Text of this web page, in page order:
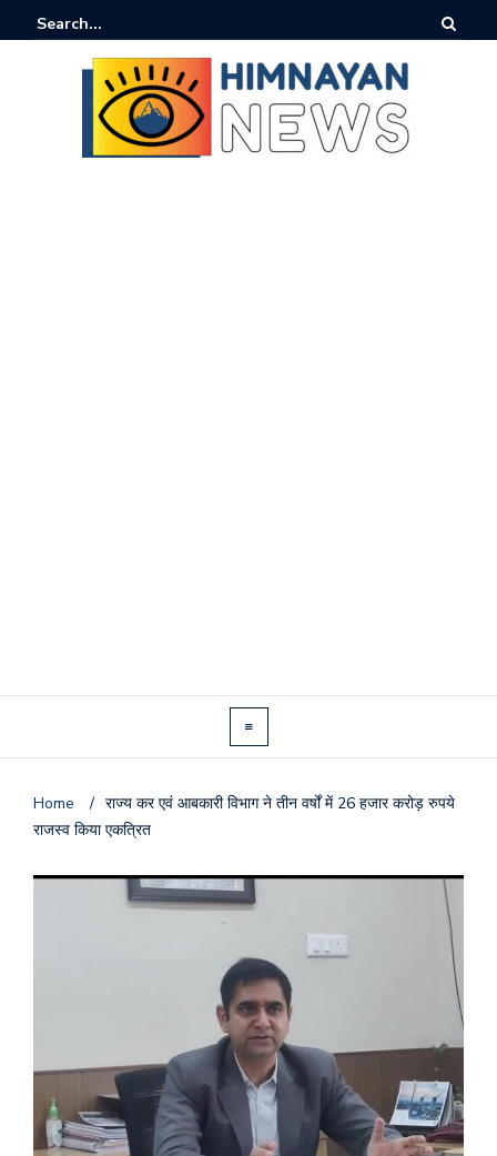
Home / राज्य कर एवं आबकारी विभाग ने तीन वर्षों में 26 हजार करोड़ रुपये
राजस्व किया एकत्रित